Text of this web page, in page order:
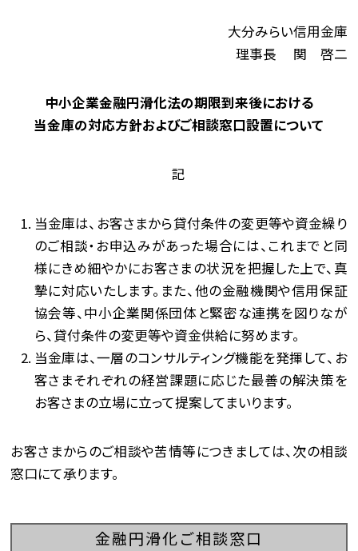
大分みらい信用金庫
理事長 関 啓二
中小企業金融円滑化法の期限到来後における
当金庫の対応方針およびご相談窓口設置について
記
当金庫は、お客さまから貸付条件の変更等や資金繰り
のご相談・お申込みがあった場合には、これまでと同
様にきめ細やかにお客さまの状況を把握した上で、真
摯に対応いたします。また、他の金融機関や信用保証
協会等、中小企業関係団体と緊密な連携を図りなが
ら、貸付条件の変更等や資金供給に努めます。
当金庫は、一層のコンサルティング機能を発揮して、お
客さまそれぞれの経営課題に応じた最善の解決策を
お客さまの立場に立って提案してまいります。
お客さまからのご相談や苦情等につきましては、次の相談
窓口にて承ります。
金融円滑化ご相談窓口